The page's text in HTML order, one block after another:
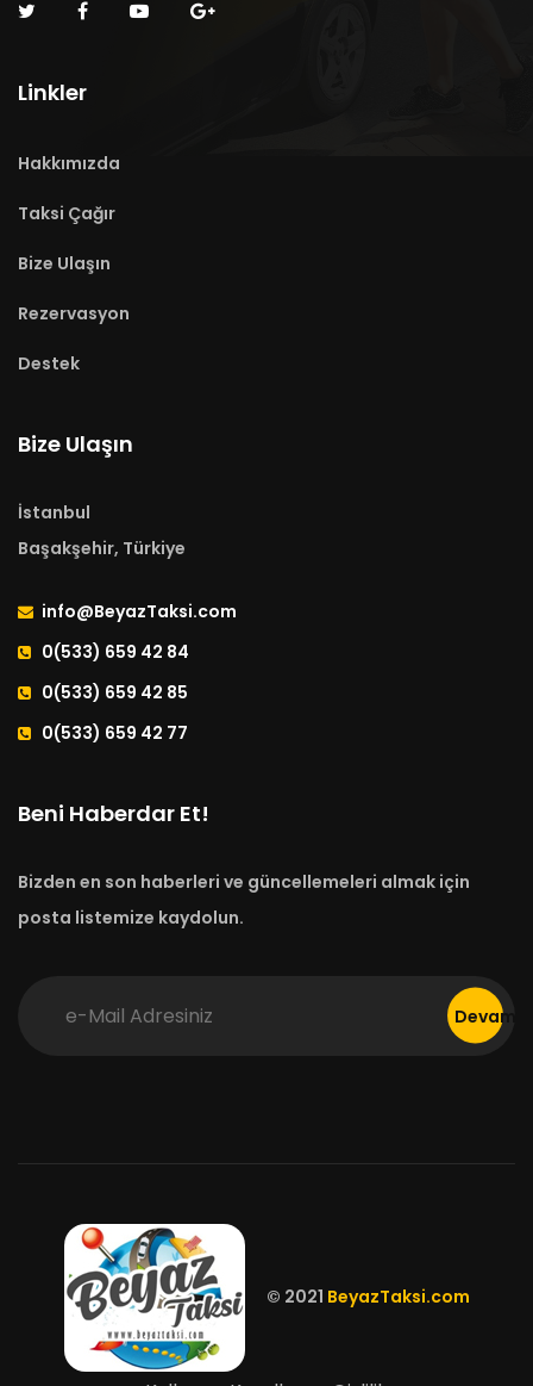
Linkler
Hakkımızda
Taksi Çağır
Bize Ulaşın
Rezervasyon
Destek
Bize Ulaşın
İstanbul
Başakşehir, Türkiye
info@BeyazTaksi.com
0(533) 659 42 84
0(533) 659 42 85
0(533) 659 42 77
Beni Haberdar Et!
Bizden en son haberleri ve güncellemeleri almak için
posta listemize kaydolun.
Devam
© 2021 BeyazTaksi.com